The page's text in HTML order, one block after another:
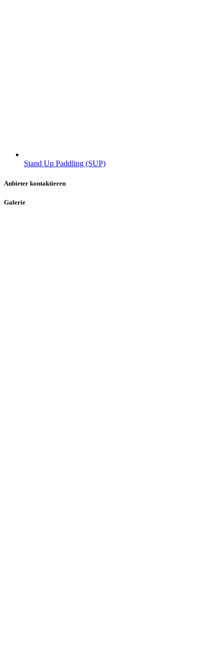
Stand Up Paddling (SUP)
Anbieter kontaktieren
Galerie